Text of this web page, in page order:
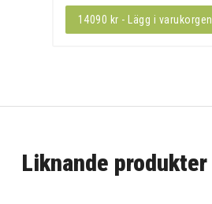
14090 kr - Lägg i varukorgen
Liknande produkter